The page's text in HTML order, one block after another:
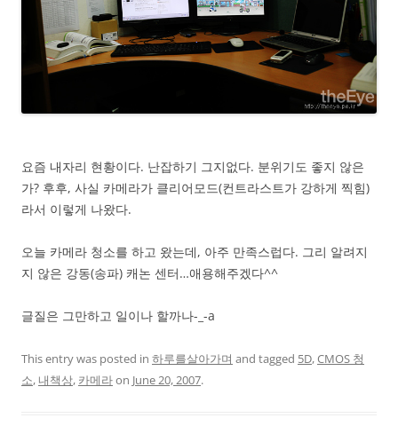
요즘 내자리 현황이다. 난잡하기 그지없다. 분위기도 좋지 않은
가? 후후, 사실 카메라가 클리어모드(컨트라스트가 강하게 찍힘)
라서 이렇게 나왔다.
오늘 카메라 청소를 하고 왔는데, 아주 만족스럽다. 그리 알려지
지 않은 강동(송파) 캐논 센터…애용해주겠다^^
글질은 그만하고 일이나 할까나-_-a
This entry was posted in 하루를살아가며 and tagged 5D,CMOS 청
소, 내책상, 카메라on June 20, 2007.